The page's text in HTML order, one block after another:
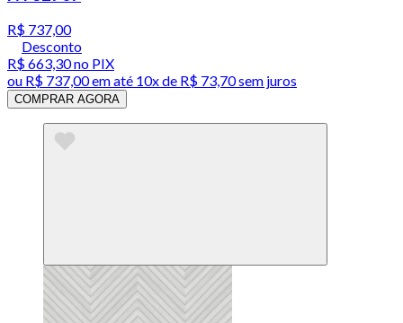
R$ 737,00
Desconto
R$ 663,30no PIX
ou R$ 737,00em até 10x de R$ 73,70 sem juros
COMPRAR AGORA